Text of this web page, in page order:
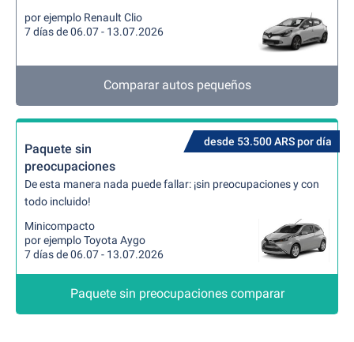
por ejemplo Renault Clio
7 días de 06.07 - 13.07.2026
Comparar autos pequeños
desde 53.500 ARS por día
Paquete sin
preocupaciones
De esta manera nada puede fallar: ¡sin preocupaciones y con
todo incluido!
Minicompacto
por ejemplo Toyota Aygo
7 días de 06.07 - 13.07.2026
Paquete sin preocupaciones comparar